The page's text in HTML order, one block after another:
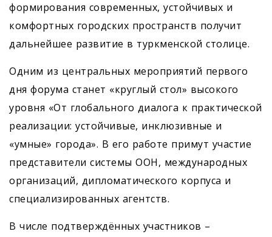
формирования современных, устойчивых и
комфортных городских пространств получит
дальнейшее развитие в туркменской столице.
Одним из центральных мероприятий первого
дня форума станет «круглый стол» высокого
уровня «От глобального диалога к практической
реализации: устойчивые, инклюзивные и
«умные» города». В его работе примут участие
представители системы ООН, международных
организаций, дипломатического корпуса и
специализированных агентств.
В числе подтверждённых участников –